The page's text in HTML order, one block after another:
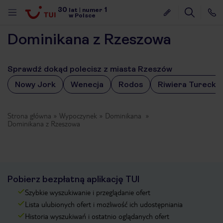
30 lat numer 1
w Polsce
Dominikana z Rzeszowa
Sprawdź dokąd polecisz z miasta Rzeszów
Nowy Jork
Wenecja Rodos Riwiera Turecka
Strona główna Wypoczynek
Dominikana
Dominikana z Rzeszowa
Pobierz bezpłatną aplikację TUI
Szybkie wyszukiwanie i przeglądanie ofert
Lista ulubionych ofert i możliwość ich udostępniania
Historia wyszukiwań i ostatnio oglądanych ofert